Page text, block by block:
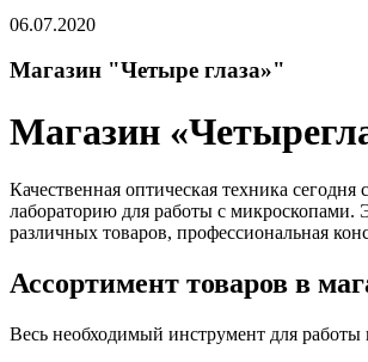
06.07.2020
Магазин "Четыре глаза»"
Магазин
Качественная оптическая техника
лабораторию для работы с микроскопами.
различных товаров, профессиональная
Ассортимент товаров в
Весь необходимый инструмент для работы